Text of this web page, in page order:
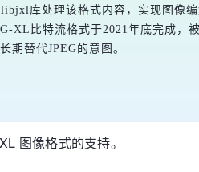
库处理该格式内容，实现图像
XL比特流格式于2021年底完成
期替代JPEG的意图。
图像格式的支持。